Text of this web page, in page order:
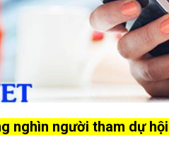
nghìn người tham dự